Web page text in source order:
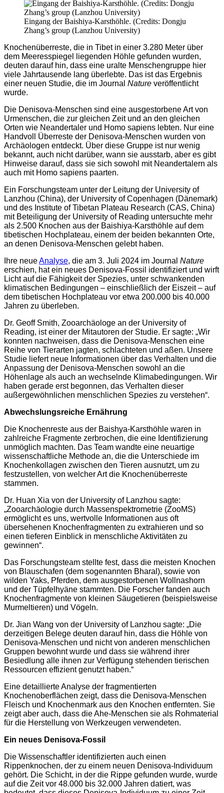
Eingang der Baishiya-Karsthöhle. (Credits: Dongju
Zhang’s group (Lanzhou University)
Knochenüberreste, die in Tibet in einer 3.280 Meter über
dem Meeresspiegel liegenden Höhle gefunden wurden,
deuten darauf hin, dass eine uralte Menschengruppe hier
viele Jahrtausende lang überlebte. Das ist das Ergebnis
einer neuen Studie, die im Journal Nature veröffentlicht
wurde.
Die Denisova-Menschen sind eine ausgestorbene Art von
Urmenschen, die zur gleichen Zeit und an den gleichen
Orten wie Neandertaler und Homo sapiens lebten. Nur eine
Handvoll Überreste der Denisova-Menschen wurden von
Archäologen entdeckt. Über diese Gruppe ist nur wenig
bekannt, auch nicht darüber, wann sie ausstarb, aber es gibt
Hinweise darauf, dass sie sich sowohl mit Neandertalern als
auch mit Homo sapiens paarten.
Ein Forschungsteam unter der Leitung der University of
Lanzhou (China), der University of Copenhagen (Dänemark)
und des Institute of Tibetan Plateau Research (CAS, China)
mit Beteiligung der University of Reading untersuchte mehr
als 2.500 Knochen aus der Baishiya-Karsthöhle auf dem
tibetischen Hochplateau, einem der beiden bekannten Orte,
an denen Denisova-Menschen gelebt haben.
Ihre neueAnalyse, die am 3. Juli 2024 im Journal Nature
erschien, hat ein neues Denisova-Fossil identifiziert und wirft
Licht auf die Fähigkeit der Spezies, unter schwankenden
klimatischen Bedingungen – einschließlich der Eiszeit – auf
dem tibetischen Hochplateau vor etwa 200.000 bis 40.000
Jahren zu überleben.
Dr. Geoff Smith, Zooarchäologe an der University of
Reading, ist einer der Mitautoren der Studie. Er sagte: „Wir
konnten nachweisen, dass die Denisova-Menschen eine
Reihe von Tierarten jagten, schlachteten und aßen. Unsere
Studie liefert neue Informationen über das Verhalten und die
Anpassung der Denisova-Menschen sowohl an die
Höhenlage als auch an wechselnde Klimabedingungen. Wir
haben gerade erst begonnen, das Verhalten dieser
außergewöhnlichen menschlichen Spezies zu verstehen“.
Abwechslungsreiche Ernährung
Die Knochenreste aus der Baishya-Karsthöhle waren in
zahlreiche Fragmente zerbrochen, die eine Identifizierung
unmöglich machten. Das Team wandte eine neuartige
wissenschaftliche Methode an, die die Unterschiede im
Knochenkollagen zwischen den Tieren ausnutzt, um zu
festzustellen, von welcher Art die Knochenüberreste
stammen.
Dr. Huan Xia von der University of Lanzhou sagte:
„Zooarchäologie durch Massenspektrometrie (ZooMS)
ermöglicht es uns, wertvolle Informationen aus oft
übersehenen Knochenfragmenten zu extrahieren und so
einen tieferen Einblick in menschliche Aktivitäten zu
gewinnen“.
Das Forschungsteam stellte fest, dass die meisten Knochen
von Blauschafen (dem sogenannten Bharal), sowie von
wilden Yaks, Pferden, dem ausgestorbenen Wollnashorn
und der Tüpfelhyäne stammten. Die Forscher fanden auch
Knochenfragmente von kleinen Säugetieren (beispielsweise
Murmeltieren) und Vögeln.
Dr. Jian Wang von der University of Lanzhou sagte: „Die
derzeitigen Belege deuten darauf hin, dass die Höhle von
Denisova-Menschen und nicht von anderen menschlichen
Gruppen bewohnt wurde und dass sie während ihrer
Besiedlung alle ihnen zur Verfügung stehenden tierischen
Ressourcen effizient genutzt haben.“
Eine detaillierte Analyse der fragmentierten
Knochenoberflächen zeigt, dass die Denisova-Menschen
Fleisch und Knochenmark aus den Knochen entfernten. Sie
zeigt aber auch, dass die Ahe-Menschen sie als Rohmaterial
für die Herstellung von Werkzeugen verwendeten.
Ein neues Denisova-Fossil
Die Wissenschaftler identifizierten auch einen
Rippenknochen, der zu einem neuen Denisova-Individuum
gehört. Die Schicht, in der die Rippe gefunden wurde, wurde
auf die Zeit vor 48.000 bis 32.000 Jahren datiert, was